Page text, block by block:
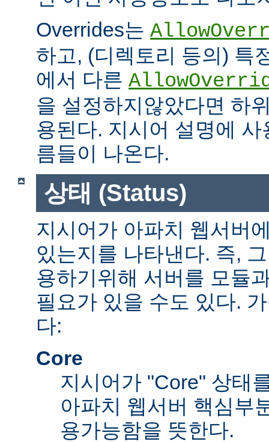
Overrides는
하고, (디렉토리 등의) 특
에서 다른
을 설정하지않았다면 하
용된다. 지시어 설명에
름들이 나온다.
상태 (Status)
지시어가 아파치 웹서버
있는지를 나타낸다. 즉,
용하기위해 서버를 모듈
필요가 있을 수도 있다.
다:
Core
지시어가 "Core" 상태
아파치 웹서버 핵심부
용가능함을 뜻한다.